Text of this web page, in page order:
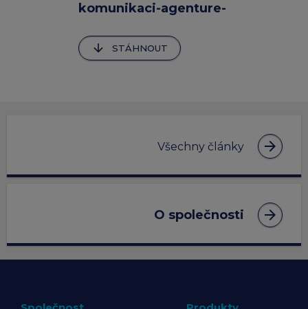
komunikaci-agenture-
2026
arrow_downward STÁHNOUT
Všechny články arrow_forward
O společnosti arrow_forward